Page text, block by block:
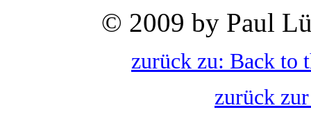
© 2009 by Paul
zurück zu: Back to
zurück